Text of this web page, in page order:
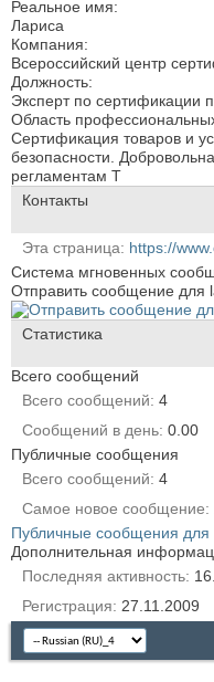
Реальное имя:
Лариса
Компания:
Всероссийский центр
Должность:
Эксперт по сертификации
Область
Сертификация товаров и
безопасности.
регламентам Т
Контакты
Эта страница https://
Система мгновенных
Отправить сообщение для
Статистика
Всего сообщений
Всего сообщений 4
Сообщений в день 0.00
Публичные сообщения
Всего сообщений 4
Самое новое сообщение
Публичные сообщения для
Дополнительная
Последняя активность
Регистрация 27.11.2009